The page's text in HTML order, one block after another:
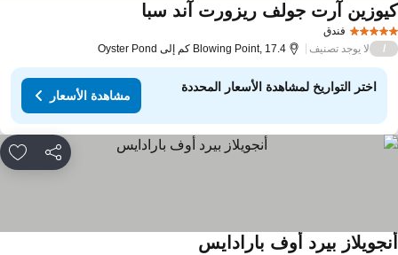
فندق
آرت جولف ريزورت آند سبا
لا يوجد تصنيف Blowing Point, 17.4 كم إلى Oyster Pond
اختر التواريخ لمشاهدة الأسعار المحددة
مشاهدة الأسعار
مشاركة
بيرد أوف بارادايس